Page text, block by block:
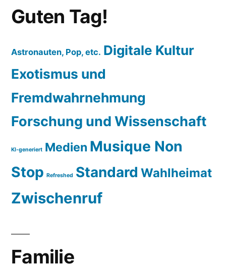
Guten Tag!
Astronauten, Pop, etc. Digitale Kultur
Exotismus und
Fremdwahrnehmung
Forschung und Wissenschaft
KI-generiert Medien Musique Non
Stop Refreshed Standard Wahlheimat
Zwischenruf
Familie